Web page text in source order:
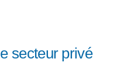
secteur privé